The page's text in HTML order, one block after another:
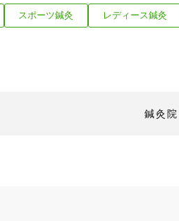
スポーツ鍼灸 レディース鍼灸
鍼灸